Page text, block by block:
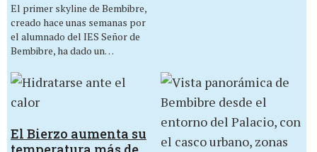
El primer skyline de Bembibre,
creado hace unas semanas por
el alumnado del IES Señor de
Bembibre, ha dado un…
El Bierzo aumenta su